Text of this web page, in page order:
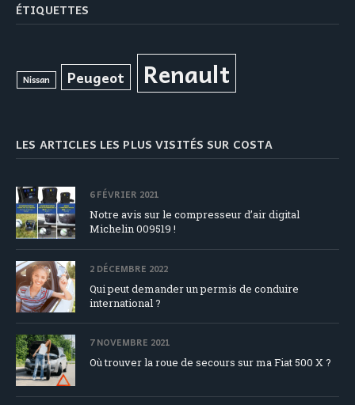
ÉTIQUETTES
Nissan Peugeot Renault
LES ARTICLES LES PLUS VISITÉS SUR COSTA
6 FÉVRIER 2021
Notre avis sur le compresseur d’air digital
Michelin 009519 !
2 DÉCEMBRE 2022
Qui peut demander un permis de conduire
international ?
7 NOVEMBRE 2021
Où trouver la roue de secours sur ma Fiat 500 X ?